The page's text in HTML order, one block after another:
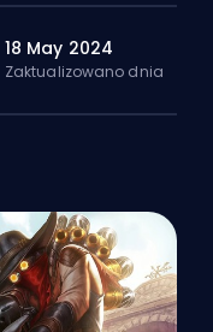
18 May 2024
Zaktualizowano dnia